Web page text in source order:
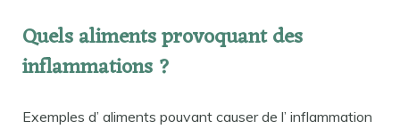
Quels aliments provoquant des
inflammations ?
Exemples d’ aliments pouvant causer de l’ inflammation